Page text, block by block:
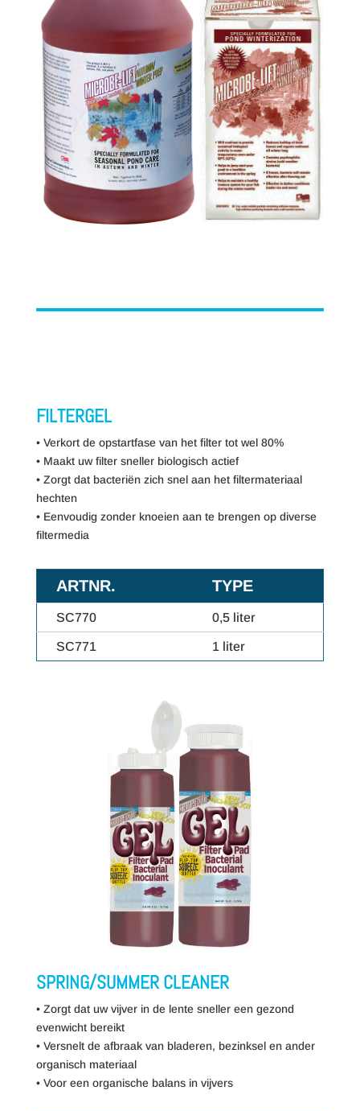
FILTERGEL
• Verkort de opstartfase van het filter tot wel 80%
• Maakt uw filter sneller biologisch actief
• Zorgt dat bacteriën zich snel aan het filtermateriaal
hechten
• Eenvoudig zonder knoeien aan te brengen op diverse
filtermedia
ARTNR. TYPE
SC770 0,5 liter
SC771 1 liter
SPRING/SUMMER CLEANER
• Zorgt dat uw vijver in de lente sneller een gezond
evenwicht bereikt
• Versnelt de afbraak van bladeren, bezinksel en ander
organisch materiaal
• Voor een organische balans in vijvers